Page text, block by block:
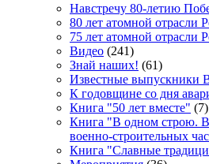
Навстречу 80-летию
80 лет атомной отрасли
75 лет атомной отрасли
Видео (241)
Знай наших! (61)
Известные
К годовщине со дня
Книга "50 лет вместе" (7)
Книга "В одном строю.
военно-строительных
Книга "Славные